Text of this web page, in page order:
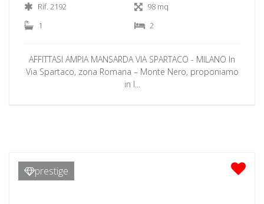
Rif. 2192
98 mq
1
2
AFFITTASI AMPIA MANSARDA VIA SPARTACO - MILANO In
Via Spartaco, zona Romana – Monte Nero, proponiamo
in l...
prestige